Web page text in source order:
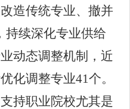
造传统专业、撤并
持续深化专业供给
动态调整机制 ，近
化调整专业41个。
持职业院校尤其是